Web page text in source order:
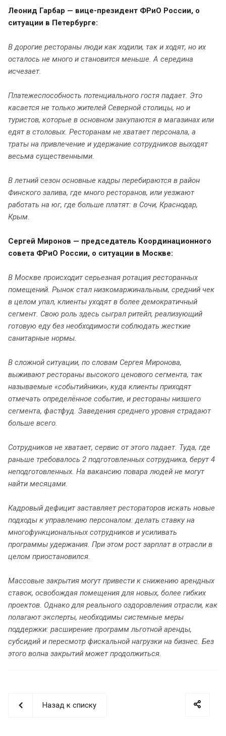
Леонид Гарбар — вице-президент ФРиО России, о
ситуации в Петербурге:
В дорогие рестораны люди как ходили, так и ходят, но их
осталось не много и становится меньше. А середина
исчезает.
Платежеспособность потенциального гостя падает. Это
касается не только жителей Северной столицы, но и
туристов, которые в основном закупаются в магазинах или
едят в столовых. Ресторанам не хватает персонала, а
траты на привлечение и удержание сотрудников выходят
весьма существенными.
В летний сезон основные кадры перебираются в район
Финского залива, где много ресторанов, или уезжают
работать на юг, где больше платят: в Сочи, Краснодар,
Крым.
Сергей Миронов — председатель Координационного
совета ФРиО России, о ситуации в Москве:
В Москве происходит серьезная ротация ресторанных
помещений. Рынок стал низкомаржинальным, средний чек
в целом упал, клиенты уходят в более демократичный
сегмент. Свою роль здесь сыграл ритейл, реализующий
готовую еду без необходимости соблюдать жесткие
санитарные нормы.
В сложной ситуации, по словам Сергея Миронова,
выживают рестораны высокого ценового сегмента, так
называемые «событийники», куда клиенты приходят
отмечать определённое событие, и рестораны низшего
сегмента, фастфуд. Заведения среднего уровня страдают
больше всего.
Сотрудников не хватает, сервис от этого падает. Туда, где
раньше требовалось 2 подготовленных сотрудника, берут 4
неподготовленных. На вакансию повара людей не могут
найти месяцами.
Кадровый дефицит заставляет рестораторов искать новые
подходы к управлению персоналом: делать ставку на
многофункциональных сотрудников и усиливать
программы удержания. При этом рост зарплат в отрасли в
целом приостановился.
Массовые закрытия могут привести к снижению арендных
ставок, освобождая помещения для новых, более гибких
проектов. Однако для реального оздоровления отрасли, как
полагают эксперты, необходимы системные меры
поддержки: расширение программ льготной аренды,
субсидий и пересмотр фискальной нагрузки на бизнес. Без
этого волна закрытий может продолжиться.
Назад к списку